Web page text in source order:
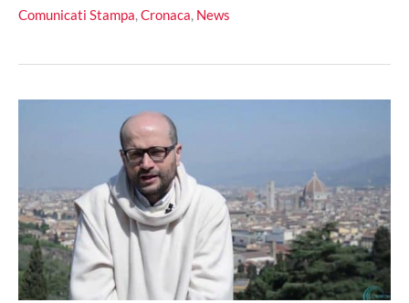
La
–
del
Cardinale
Zuppi
fonte
d’ispirazione
Comunicati Stampa,Cronaca, News